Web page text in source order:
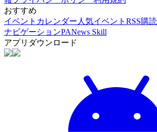
おすすめ
イベントカレンダー 人気イベント RSS購読
ナビゲーションPANews Skill
アプリダウンロード